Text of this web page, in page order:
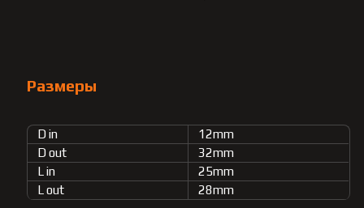
Размеры
D in
12mm
D out
32mm
L in
25mm
L out
28mm